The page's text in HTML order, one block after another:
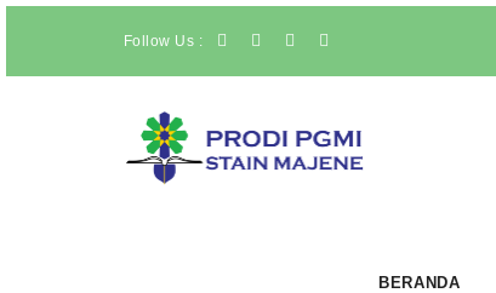
Follow Us :
BERANDA